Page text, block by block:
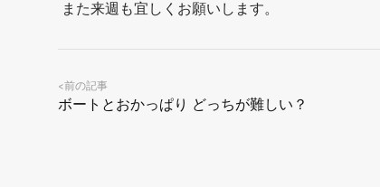
また来週も宜しくお願いします。
<前の記事
ボートとおかっぱり どっちが難しい？